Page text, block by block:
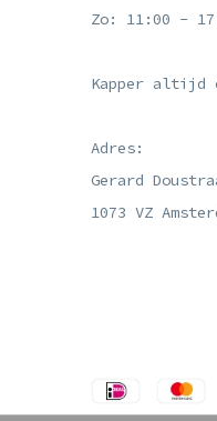
Zo: 11:00 -
Kapper altijd
Adres:
Gerard
1073 VZ